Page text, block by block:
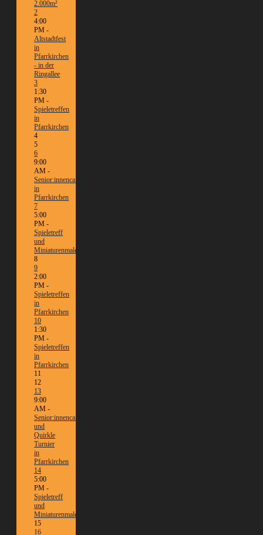
2.000m²
2
4:00
PM -
Altstadtfest
in
Pfarrkirchen
- in der
Ringallee
3
1:30
PM -
Spieletreffen
in
Pfarrkirchen
4
5
6
9:00
AM -
Senior:innencafé
in
Pfarrkirchen
7
5:00
PM -
Spieletreff
und
Miniaturenmalen/Tabletop
8
9
2:00
PM -
Spieletreffen
in
Pfarrkirchen
10
1:30
PM -
Spieletreffen
in
Pfarrkirchen
11
12
13
9:00
AM -
Senior:innencafé
und
Quirkle
Turnier
in
Pfarrkirchen
14
5:00
PM -
Spieletreff
und
Miniaturenmalen/Tabletop
15
16